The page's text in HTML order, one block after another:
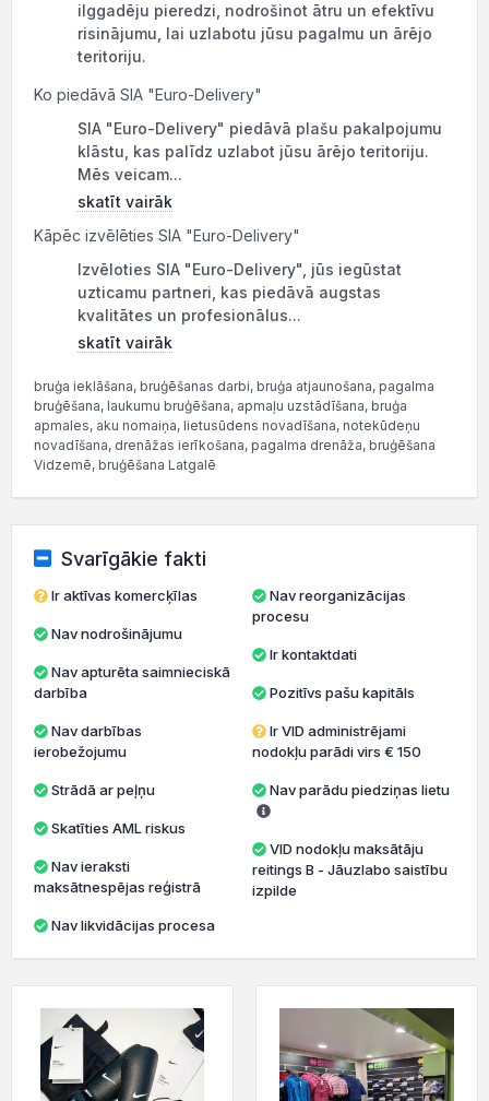
ilggadēju pieredzi, nodrošinot ātru un efektīvu
risinājumu, lai uzlabotu jūsu pagalmu un ārējo
teritoriju.
Ko piedāvā SIA "Euro-Delivery"
SIA "Euro-Delivery" piedāvā plašu pakalpojumu
klāstu, kas palīdz uzlabot jūsu ārējo teritoriju.
Mēs veicam...
skatīt vairāk
Kāpēc izvēlēties SIA "Euro-Delivery"
Izvēloties SIA "Euro-Delivery", jūs iegūstat
uzticamu partneri, kas piedāvā augstas
kvalitātes un profesionālus...
skatīt vairāk
bruģa ieklāšana, bruģēšanas darbi, bruģa atjaunošana, pagalma
bruģēšana, laukumu bruģēšana, apmaļu uzstādīšana, bruģa
apmales, aku nomaiņa, lietusūdens novadīšana, notekūdeņu
novadīšana, drenāžas ierīkošana, pagalma drenāža, bruģēšana
Vidzemē, bruģēšana Latgalē
Svarīgākie fakti
Ir aktīvas komercķīlas
Nav nodrošinājumu
darbība
ierobežojumu
Strādā ar peļņu
Skatīties AML riskus
maksātnespējas reģistrā
Nav likvidācijas procesa
Nav reorganizācijas
procesu
Ir kontaktdati
Pozitīvs pašu kapitāls
Ir VID administrējami
nodokļu parādi virs € 150
Nav parādu piedziņas lietu
VID nodokļu maksātāju
reitings B - Jāuzlabo saistību
izpilde